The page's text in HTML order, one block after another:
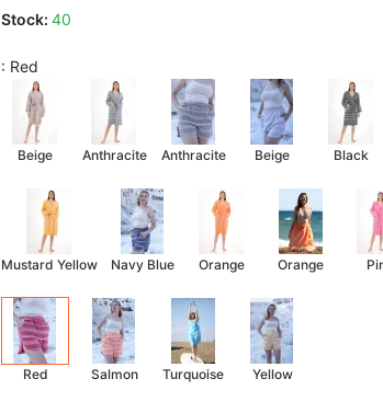
Stock: 40
: Red
Beige Anthracite Anthracite Beige Black
Mustard Yellow Navy Blue Orange Orange
Red Salmon Turquoise Yellow